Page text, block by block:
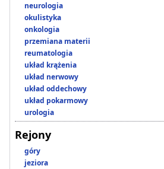
neurologia
okulistyka
onkologia
przemiana materii
reumatologia
układ krążenia
układ nerwowy
układ oddechowy
układ pokarmowy
urologia
Rejony
góry
jeziora